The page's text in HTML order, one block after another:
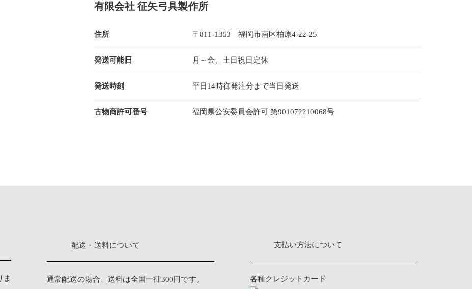
有限会社 征矢弓具製作所
住所 〒811-1353 福岡市南区柏原4-22-25
発送可能日 月～金、土日祝日定休
発送時刻 平日14時御発注分まで当日発送
古物商許可番号 福岡県公安委員会許可 第901072210068号
ま
配送・送料について
通常配送の場合、送料は全国一律300円です。
支払い方法について
各種クレジットカード